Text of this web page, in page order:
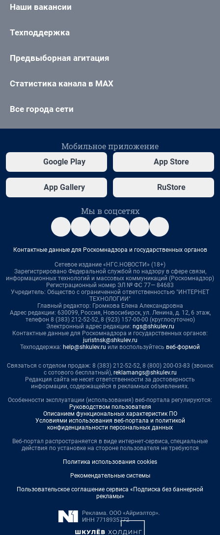
Наши вакансии
Техподдержка
Предвыборная агитация
Статистика канала в MAX
Все города сети
Мобильное приложение
Google Play App Store
App Gallery RuStore
Мы в соцсетях
Контактные данные для Роскомнадзора и государственных органов
Сетевое издание «НГС.НОВОСТИ» (18+)
Зарегистрировано Федеральной службой по надзору в сфере связи,
информационных технологий и массовых коммуникаций (Роскомнадзор)
Регистрационный номер ЭЛ № ФС 77— 84683
Учредитель: Общество с ограниченной ответственностью "ИНТЕРНЕТ
ТЕХНОЛОГИИ"
Главный редактор: Громкова Елена Александровна
Адрес редакции: 630099, Россия, Новосибирск, ул. Ленина, д. 12, 6 этаж,
телефон 8 (383) 212-52-52, 8 (923) 157-00-00 (круглосуточно)
Электронный адрес редакции: ngs@shkulev.ru
Контактные данные для Роскомнадзора и государственных органов:
juristnsk@shkulev.ru
Техподдержка: help@shkulev.ru или воспользуйтесь веб-формой
Связаться с отделом продаж: 8 (383) 212-52-52, 8 (800) 200-03-83 (звонок
с сотового бесплатный), reklamangs@shkulev.ru
Редакция сайта не несет ответственности за достоверность
информации, содержащейся в рекламных объявлениях.
Особенности эксплуатации (использования) веб-портала регулируются:
Руководством пользователя
Описанием функциональных характеристик ПО
Условиями использования веб-портала и политикой
конфиденциальности персональных данных
Веб-портал распространяется в виде интернет-сервиса, специальные
действия по установке на стороне пользователя не требуются
Политика использования cookies
Рекомендательные системы
Пользовательское соглашение сервиса «Подписка без баннерной
рекламы»